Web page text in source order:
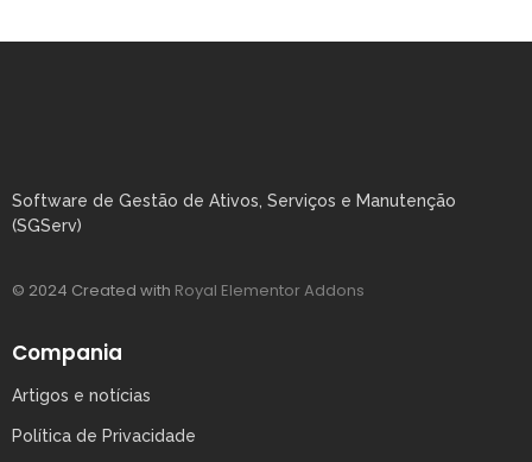
Software de Gestão de Ativos, Serviços e Manutenção
(SGServ)
© 2024 Created with Royal Elementor Addons
Compania
Artigos e notícias
Política de Privacidade